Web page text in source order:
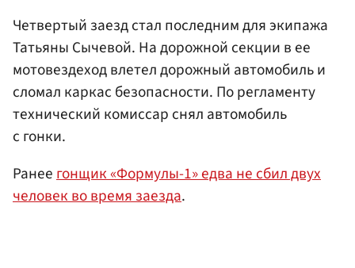
Четвертый заезд стал последним для экипажа
Татьяны Сычевой. На дорожной секции в ее
мотовездеход влетел дорожный автомобиль и
сломал каркас безопасности. По регламенту
технический комиссар снял автомобиль
с гонки.
Ранеегонщик «Формулы-1» едва не сбил двух
человек во время заезда.